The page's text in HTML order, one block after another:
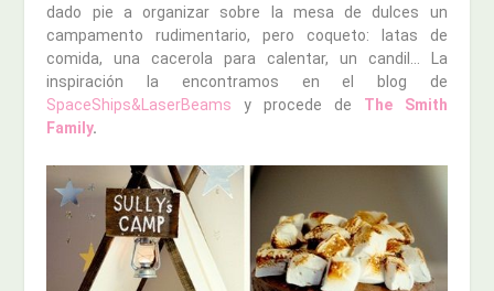
dado pie a organizar sobre la mesa de dulces un
campamento rudimentario, pero coqueto: latas de
comida, una cacerola para calentar, un candil… La
inspiración la encontramos en el blog de
SpaceShips&LaserBeams y procede de The Smith
Family.